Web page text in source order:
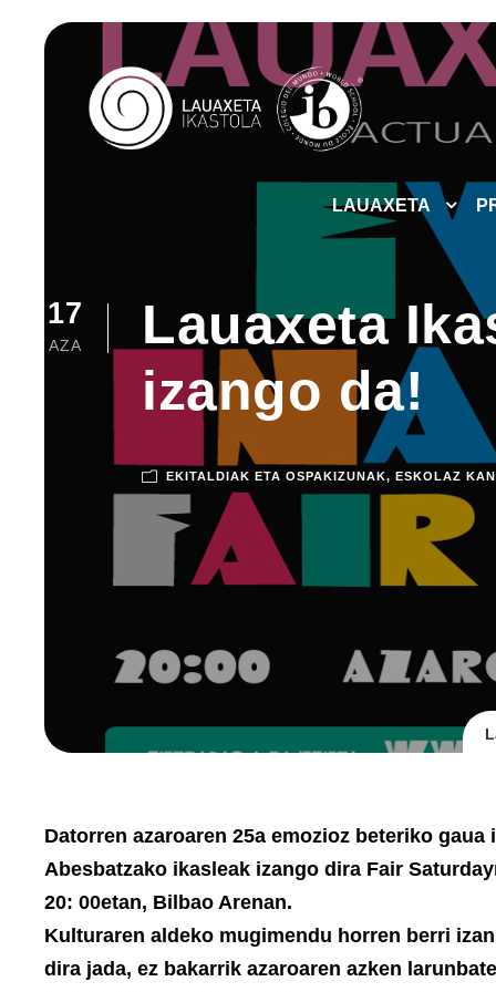
LAUAXETA
17
AZA
Lauaxeta
izango da!
EKITALDIAK ETA OSPAKIZUNAK, ESKOLAZ
Datorren azaroaren 25a emozioz beteriko
Abesbatzako ikasleak izango dira Fair
20: 00etan, Bilbao Arenan.
Kulturaren aldeko mugimendu horren berri
dira jada, ez bakarrik azaroaren azken